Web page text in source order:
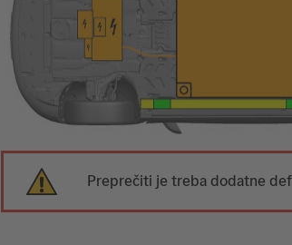
Preprečiti je treba dodatne